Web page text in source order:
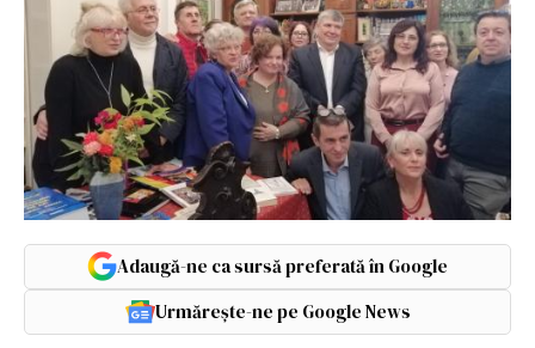
Adaugă-ne ca sursă preferată în Google
Urmărește-ne pe Google News